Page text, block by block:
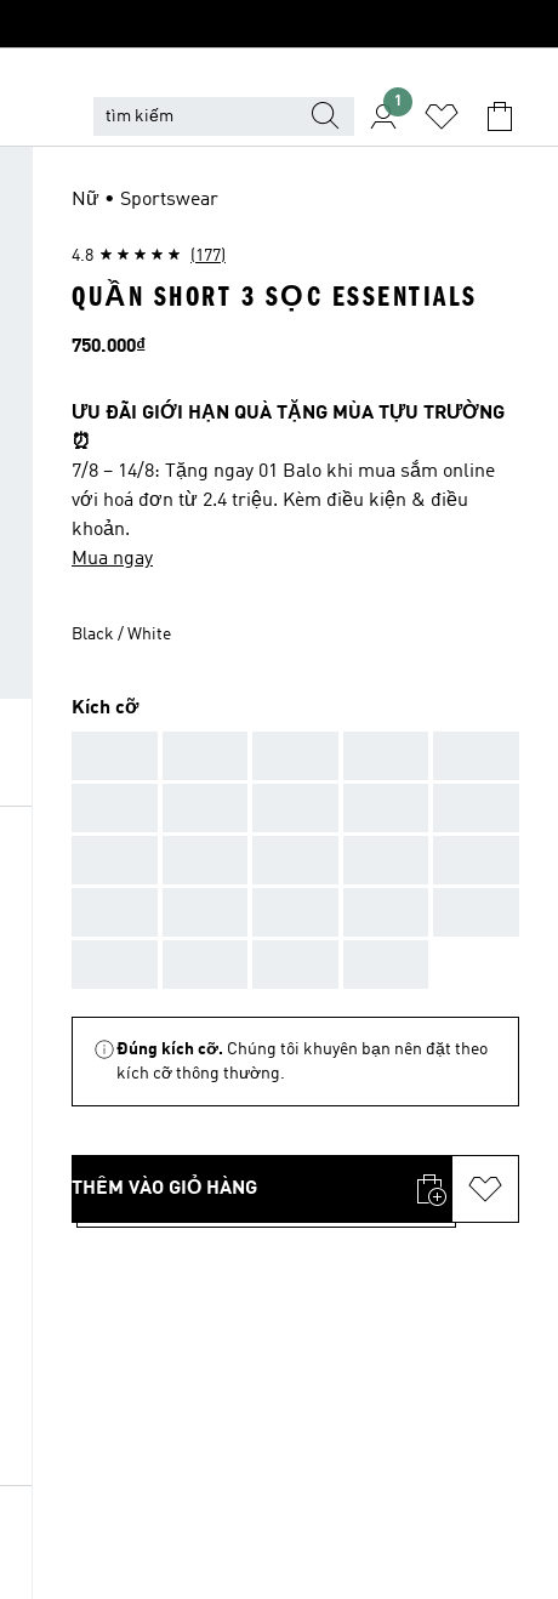
1
Nữ • Sportswear
4.8 (177)
QUẦN SHORT 3 SỌC ESSENTIALS
Giá
750.000₫
ƯU ĐÃI GIỚI HẠN QUÀ TẶNG MÙA TỰU TRƯỜNG
⏰
7/8 – 14/8: Tặng ngay 01 Balo khi mua sắm online
với hoá đơn từ 2.4 triệu. Kèm điều kiện & điều
khoản.
Mua ngay
Black / White
Kích cỡ
Đúng kích cỡ. Chúng tôi khuyên bạn nên đặt theo
kích cỡ thông thường.
THÊM VÀO GIỎ HÀNG